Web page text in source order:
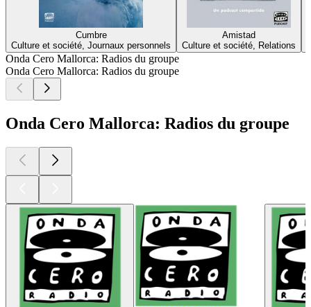
Cumbre
Culture et société, Journaux personnels
Amistad
Culture et société, Relations
Onda Cero Mallorca: Radios du groupe
Onda Cero Mallorca: Radios du groupe
Onda Cero Mallorca: Radios du groupe